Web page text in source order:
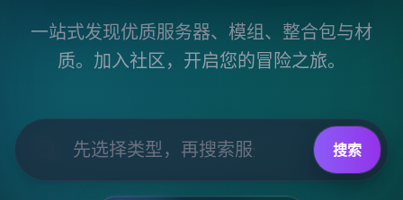
一站式发现优质服务器、模组、整合包与材
质。 加入社区，开启您的冒险之旅。
搜索